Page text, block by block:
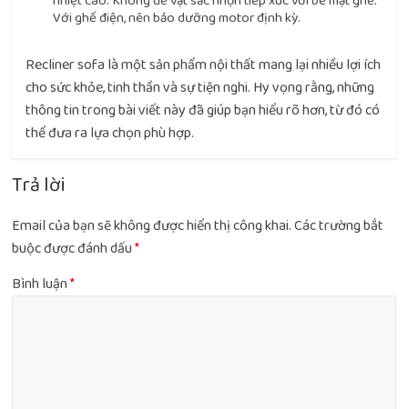
Với ghế điện, nên bảo dưỡng motor định kỳ.
Recliner sofa là một sản phẩm nội thất mang lại nhiều lợi ích
cho sức khỏe, tinh thần và sự tiện nghi. Hy vọng rằng, những
thông tin trong bài viết này đã giúp bạn hiểu rõ hơn, từ đó có
thể đưa ra lựa chọn phù hợp.
Trả lời
Email của bạn sẽ không được hiển thị công khai.Các trường bắt
buộc được đánh dấu*
Bình luận*